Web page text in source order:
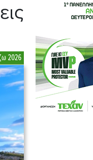
2026